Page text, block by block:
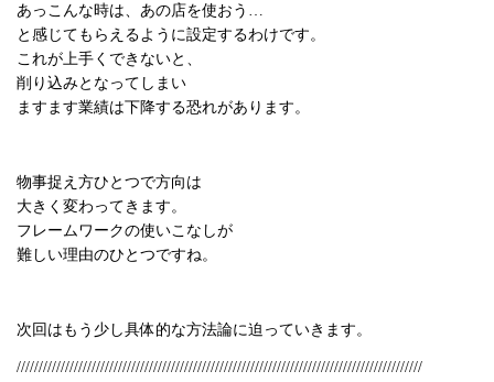
あっこんな時は、あの店を使おう…
と感じてもらえるように設定するわけです。
これが上手くできないと、
削り込みとなってしまい
ますます業績は下降する恐れがあります。
物事捉え方ひとつで方向は
大きく変わってきます。
フレームワークの使いこなしが
難しい理由のひとつですね。
次回はもう少し具体的な方法論に迫っていきます。
////////////////////////////////////////////////////////////////////////////////////////////